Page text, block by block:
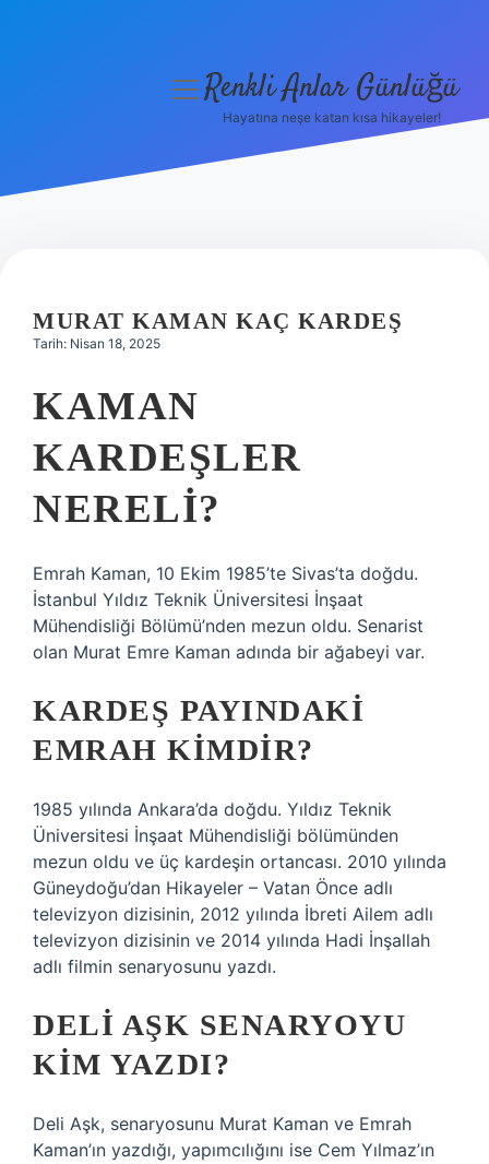
Hakkımızda
menüyüRenkli Anlar Günlüğü
Hayatına neşe katan kısa hikayeler!
MURAT KAMAN KAÇ KARDEŞ
Tarih: Nisan 18, 2025
KAMAN
KARDEŞLER
NERELI?
Emrah Kaman, 10 Ekim 1985’te Sivas’ta doğdu.
İstanbul Yıldız Teknik Üniversitesi İnşaat
Mühendisliği Bölümü’nden mezun oldu. Senarist
olan Murat Emre Kaman adında bir ağabeyi var.
KARDEŞ PAYINDAKI
EMRAH KIMDIR?
1985 yılında Ankara’da doğdu. Yıldız Teknik
Üniversitesi İnşaat Mühendisliği bölümünden
mezun oldu ve üç kardeşin ortancası. 2010 yılında
Güneydoğu’dan Hikayeler – Vatan Önce adlı
televizyon dizisinin, 2012 yılında İbreti Ailem adlı
televizyon dizisinin ve 2014 yılında Hadi İnşallah
adlı filmin senaryosunu yazdı.
DELI AŞK SENARYOYU
KIM YAZDI?
Deli Aşk, senaryosunu Murat Kaman ve Emrah
Kaman’ın yazdığı, yapımcılığını ise Cem Yılmaz’ın